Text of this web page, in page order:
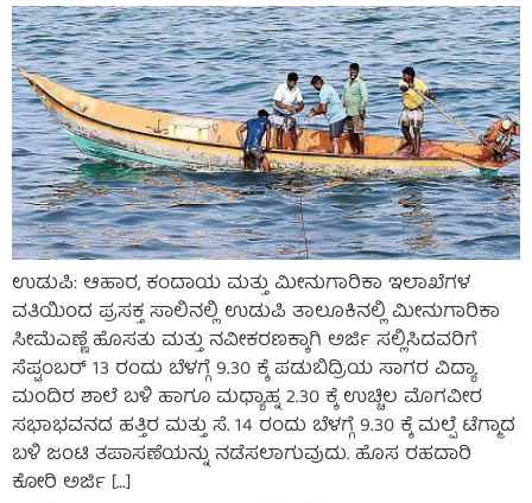
ಉಡುಪಿ: ಆಹಾರ, ಕಂದಾಯ ಮತ್ತು ಮೀನುಗಾರಿಕಾ ಇಲಾಖೆಗಳ
ವತಿಯಿಂದ ಪ್ರಸಕ್ತ ಸಾಲಿನಲ್ಲಿ ಉಡುಪಿ ತಾಲೂಕಿನಲ್ಲಿ ಮೀನುಗಾರಿಕಾ
ಸೀಮೆಎಣ್ಣೆ ಹೊಸತು ಮತ್ತು ನವೀಕರಣಕ್ಕಾಗಿ ಅರ್ಜಿ ಸಲ್ಲಿಸಿದವರಿಗೆ
ಸೆಪ್ಟಂಬರ್ 13 ರಂದು ಬೆಳಗ್ಗೆ 9.30 ಕ್ಕೆ ಪಡುಬಿದ್ರಿಯ ಸಾಗರ ವಿದ್ಯಾ
ಮಂದಿರ ಶಾಲೆ ಬಳಿ ಹಾಗೂ ಮಧ್ಯಾಹ್ನ 2.30 ಕ್ಕೆ ಉಚ್ಚಿಲ ಮೊಗವೀರ
ಸಭಾಭವನದ ಹತ್ತಿರ ಮತ್ತು ಸೆ. 14 ರಂದು ಬೆಳಗ್ಗೆ 9.30 ಕ್ಕೆ ಮಲ್ಪೆ ಟೆಗ್ಮಾದ
ಬಳಿ ಜಂಟಿ ತಪಾಸಣೆಯನ್ನು ನಡೆಸಲಾಗುವುದು. ಹೊಸ ರಹದಾರಿ
ಕೋರಿ ಅರ್ಜಿ […]